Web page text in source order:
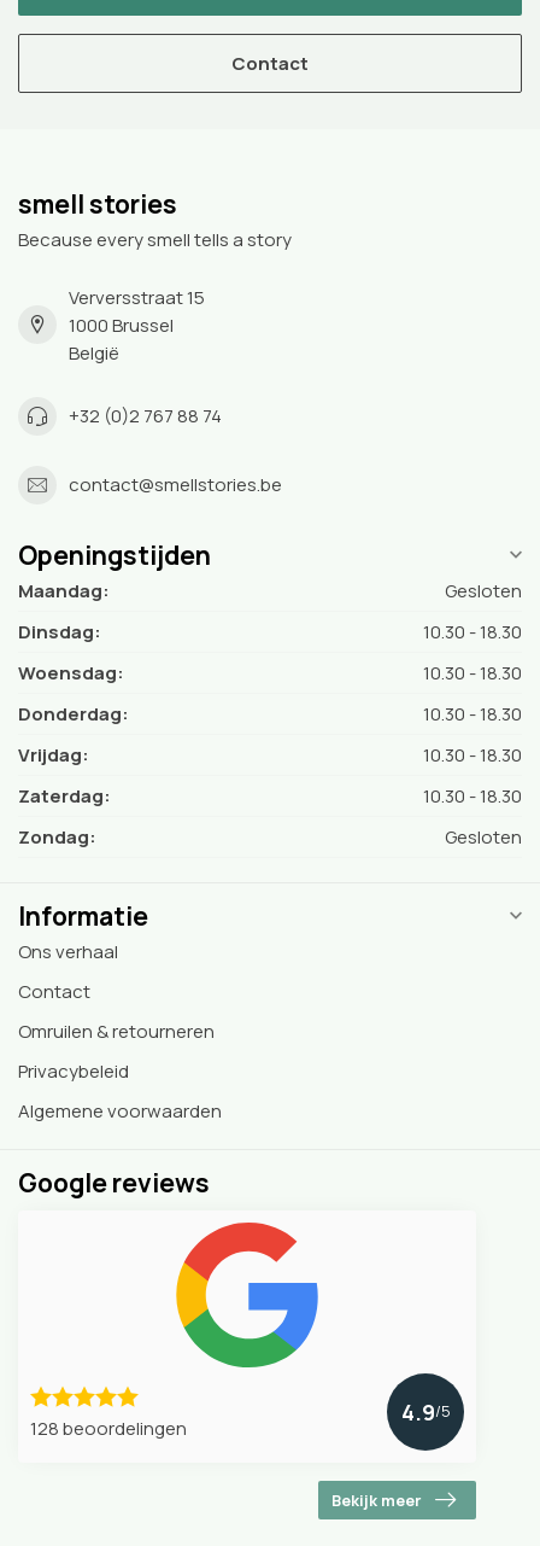
Contact
smell stories
Because every smell tells a story
Verversstraat 15
1000 Brussel
België
+32 (0)2 767 88 74
contact@smellstories.be
Openingstijden
Maandag:
Gesloten
Dinsdag:
10.30 - 18.30
Woensdag:
10.30 - 18.30
Donderdag:
10.30 - 18.30
Vrijdag:
10.30 - 18.30
Zaterdag:
10.30 - 18.30
Zondag:
Gesloten
Informatie
Ons verhaal
Contact
Omruilen & retourneren
Privacybeleid
Algemene voorwaarden
Google reviews
128 beoordelingen
4.9/5
Bekijk meer